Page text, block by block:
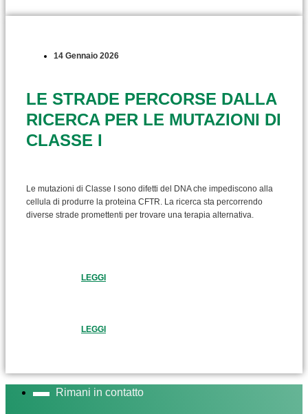
14 Gennaio 2026
LE STRADE PERCORSE DALLA
RICERCA PER LE MUTAZIONI DI
CLASSE I
Le mutazioni di Classe I sono difetti del DNA che impediscono alla
cellula di produrre la proteina CFTR. La ricerca sta percorrendo
diverse strade promettenti per trovare una terapia alternativa.
LEGGI
LEGGI
Rimani in contatto